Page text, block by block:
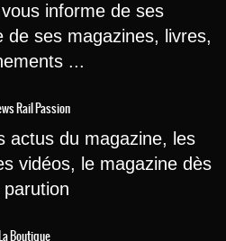
informe de ses
de ses magazines, livres,
...
Rail Passion
actus du magazine, les
vidéos, le magazine dès
parution
Boutique